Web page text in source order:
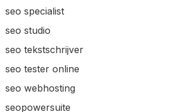
seo specialist
seo studio
seo tekstschrijver
seo tester online
seo webhosting
seopowersuite